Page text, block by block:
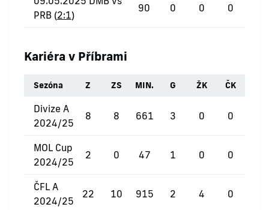
PRB (2:1)
90 0 0 0
Kariéra v Příbrami
Sezóna Z ZS MIN. G ŽK ČK
Divize A
2024/25
8 8 661 3 0 0
MOL Cup
2024/25
2 0 47 1 0 0
ČFL A
2024/25
22 10 915 2 4 0